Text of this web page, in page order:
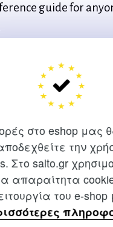
στο eshop μας
την
Στο salto.gr
απαραίτητα
του e-
guide for
Άλογα το